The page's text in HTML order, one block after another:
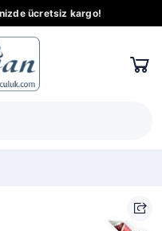
ücretsiz kargo!